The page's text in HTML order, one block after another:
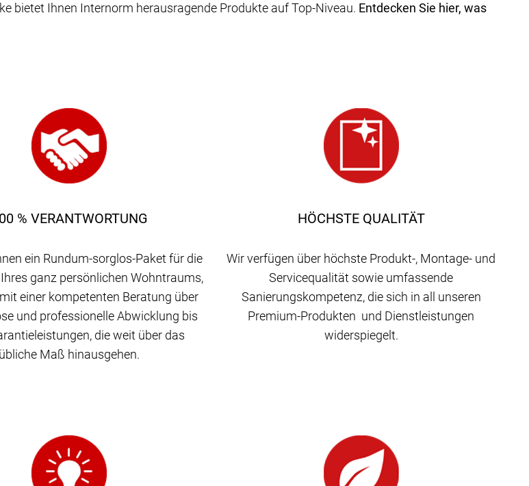
bietet Ihnen Internorm herausragende Produkte auf Top-Niveau. Entdecken Sie hier, was
HÖCHSTE QUALITÄT
Wir verfügen über höchste Produkt-, Montage- und
Servicequalität sowie umfassende
Sanierungskompetenz, die sich in all unseren
Premium-Produkten und Dienstleistungen
widerspiegelt.
% VERANTWORTUNG
ein Rundum-sorglos-Paket für die
ganz persönlichen Wohntraums,
einer kompetenten Beratung über
und professionelle Abwicklung bis
die weit über das
übliche Maß hinausgehen.